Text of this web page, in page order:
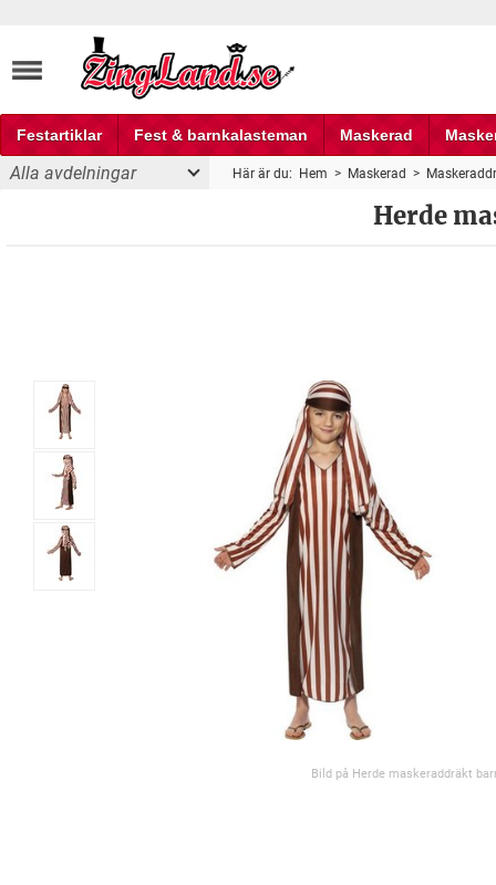
Festartiklar Fest & barnkalasteman Maskerad
Fest och partyprylar
Alla avdelningar Här är du: Hem > Maskerad >
Herde
Bild på Herde maskeraddräkt